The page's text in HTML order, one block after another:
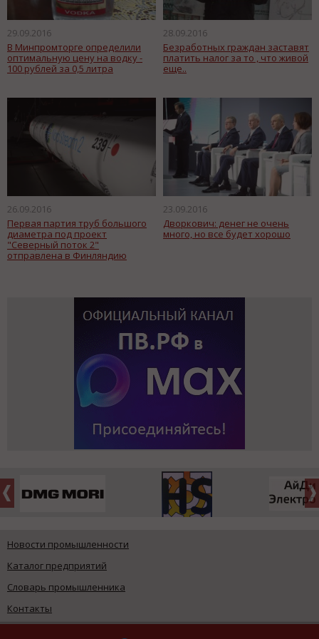
29.09.2016
В Минпромторге определили
оптимальную цену на водку -
100 рублей за 0,5 литра
28.09.2016
Безработных граждан заставят
платить налог за то , что живой
еще..
26.09.2016
Первая партия труб большого
диаметра под проект
"Северный поток 2"
отправлена в Финляндию
23.09.2016
Дворкович: денег не очень
много, но все будет хорошо
Новости промышленности
Каталог предприятий
Словарь промышленника
Контакты